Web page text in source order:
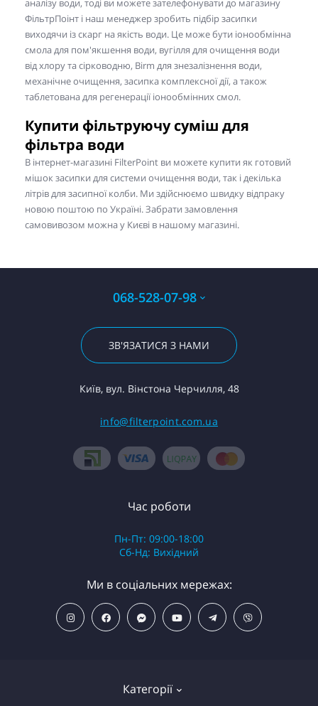
аналізу води, тоді ви можете зателефонувати до магазину
ФільтрПоінт і наш менеджер зробить підбір засипки
виходячи із скарг на якість води. Це може бути іонообмінна
смола для пом'якшення води, вугілля для очищення води
від хлору та сірководню, Birm для знезалізнення води,
механічне очищення, засипка комплексної дії, а також
таблетована для регенерації іонообмінних смол.
Купити фільтруючу суміш для
фільтра води
В інтернет-магазині FilterPoint ви можете купити як готовий
мішок засипки для системи очищення води, так і декілька
літрів для засипної колби. Ми здійснюємо швидку відпраку
новою поштою по Україні. Забрати замовлення
самовивозом можна у Києві в нашому магазині.
068-528-07-98
ЗВ'ЯЗАТИСЯ З НАМИ
Київ, вул. Вінстона Черчилля, 48
info@filterpoint.com.ua
Категорії
Час роботи
Пн-Пт: 09:00-18:00
Сб-Нд: Вихідний
Ми в соціальних мережах: